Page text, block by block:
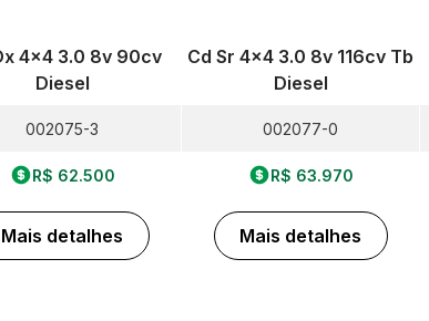
4x4 3.0 8v 90cv
Diesel
002075-3
R$ 62.500
Mais detalhes
Cd Sr 4x4 3.0 8v 116cv Tb
Diesel
002077-0
R$ 63.970
Mais detalhes